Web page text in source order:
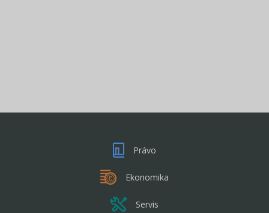
Právo
Ekonomika
Servis